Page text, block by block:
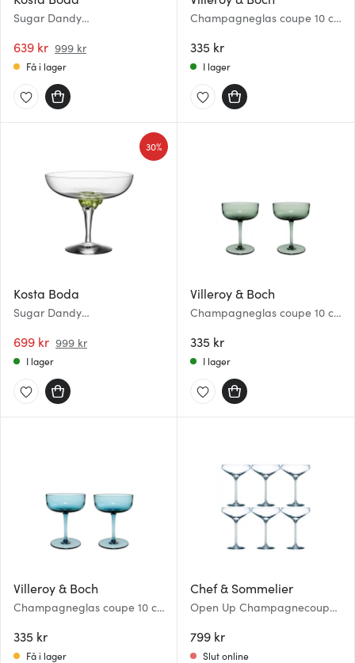
Sugar Dandy
639 kr 999 kr
Få i lager
Champagneglas coupe 10 cl
335 kr
I lager
Kosta Boda
Sugar Dandy
699 kr 999 kr
30%
I lager
Villeroy & Boch
Champagneglas coupe 10 cl
335 kr
I lager
Villeroy & Boch
Champagneglas coupe 10 cl
335 kr
Få i lager
Chef & Sommelier
Open Up Champagnecoupe
799 kr
Slut online